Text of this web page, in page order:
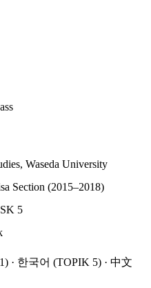
Waseda University
Section (2015–2018)
5
· 한국어 (TOPIK 5) · 中文